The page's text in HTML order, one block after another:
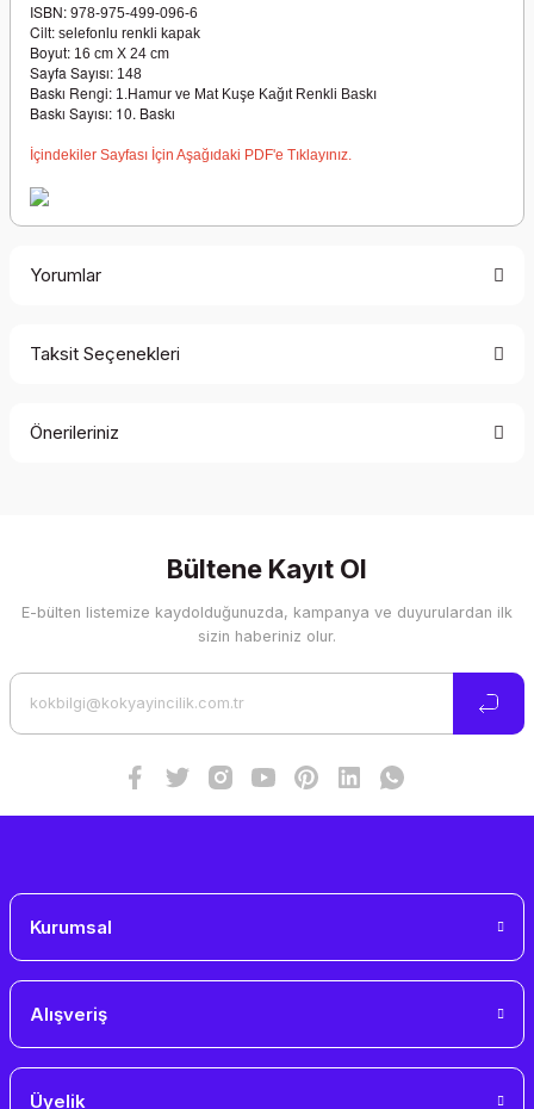
ISBN: 978-975-499-096-6
Cilt: selefonlu renkli kapak
Boyut: 16 cm X 24 cm
Sayfa Sayısı: 148
Baskı Rengi: 1.Hamur ve Mat Kuşe Kağıt Renkli Baskı
Baskı Sayısı: 10. Baskı
İçindekiler Sayfası İçin Aşağıdaki PDF'e Tıklayınız.
Yorumlar
Taksit Seçenekleri
Önerileriniz
Görüş ve önerileriniz için teşekkür ederiz.
Ürün resmi kalitesiz, bozuk veya görüntülenemiyor.
Bültene Kayıt Ol
E-bülten listemize kaydolduğunuzda, kampanya ve duyurulardan ilk
sizin haberiniz olur.
Kurumsal
Alışveriş
Üyelik